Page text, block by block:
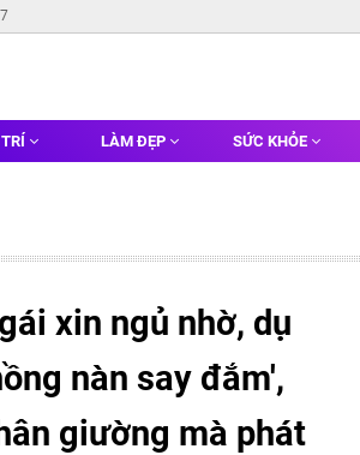
LÀM ĐẸP SỨC KHỎE
xin ngủ nhờ, dụ
nàn say đắm',
giường mà phát